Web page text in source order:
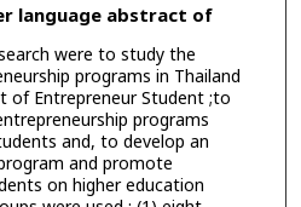
language abstract of
were to study the
programs in Thailand
of Entrepreneur Student ;to
programs
and, to develop an
and promote
on higher education